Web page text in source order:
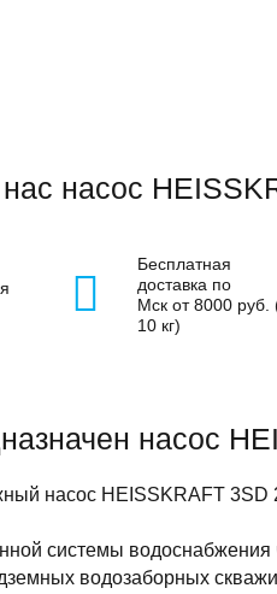
насос
Бесплатная
доставка по
Мск от 8000 руб.
10 кг)
насос
насос HEISSKRAFT 3SD
системы водоснабжения
водозаборных